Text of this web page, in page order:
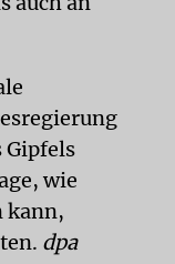
Gipfels
wie
kann,
dpa